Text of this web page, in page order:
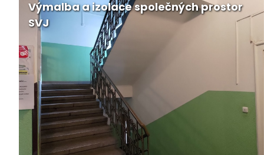
Výmalba a izolace společných prostor
SVJ